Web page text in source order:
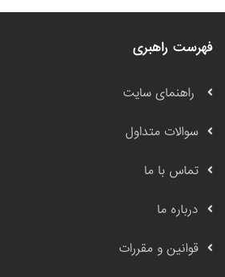
فهرست راهبری
راهنمای سایت
سوالات متداول
تماس با ما
درباره ما
قوانین و مقررات